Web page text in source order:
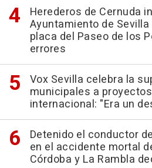
Herederos de Cernuda
Ayuntamiento de
placa del Paseo de los
errores
Vox Sevilla celebra la
municipales a
internacional: "Era un
Detenido el conductor
en el accidente mortal
Córdoba y La Rambla